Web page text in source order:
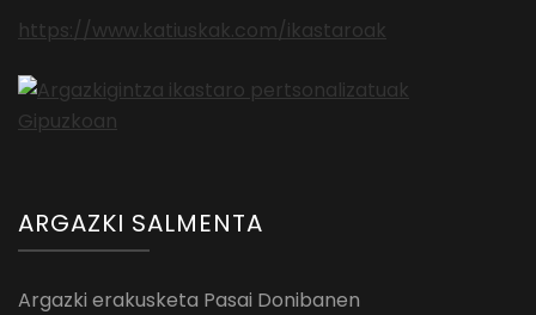
https://www.katiuskak.com/ikastaroak
ARGAZKI SALMENTA
Argazki erakusketa Pasai Donibanen